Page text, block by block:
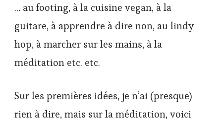
je
mets…
… au footing, à la cuisine vegan, à la
guitare, à apprendre à dire non, au lindy
hop, à marcher sur les mains, à la
méditation etc. etc.
Sur les premières idées, je n’ai (presque)
rien à dire, mais sur la méditation, voici